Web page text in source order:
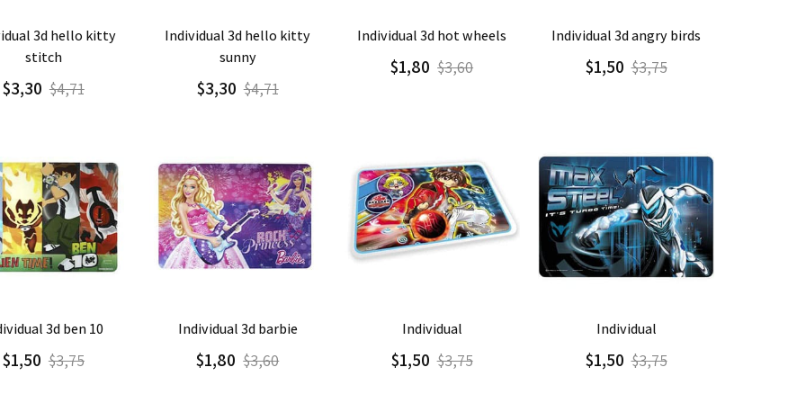
Detalle
stitch
$3,30 $4,71
Agregar Detalle
individual 3d hello kitty
sunny
$3,30 $4,71
Agregar Detalle
individual 3d hot wheels
$1,80 $3,60
Agregar Detalle
individual 3d angry birds
$1,50 $3,75
Detalle
3d ben 10
$1,50 $3,75
Agregar Detalle
individual 3d barbie
$1,80 $3,60
Agregar Detalle
individual
$1,50 $3,75
Agregar Detalle
individual
$1,50 $3,75